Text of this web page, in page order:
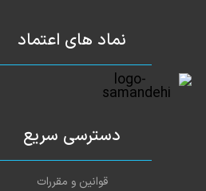
نماد های اعتماد
دسترسی سریع
قوانین و مقررات